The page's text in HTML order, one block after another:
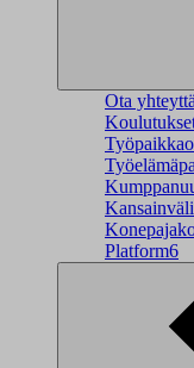
Ota yhteyttä
Platform6